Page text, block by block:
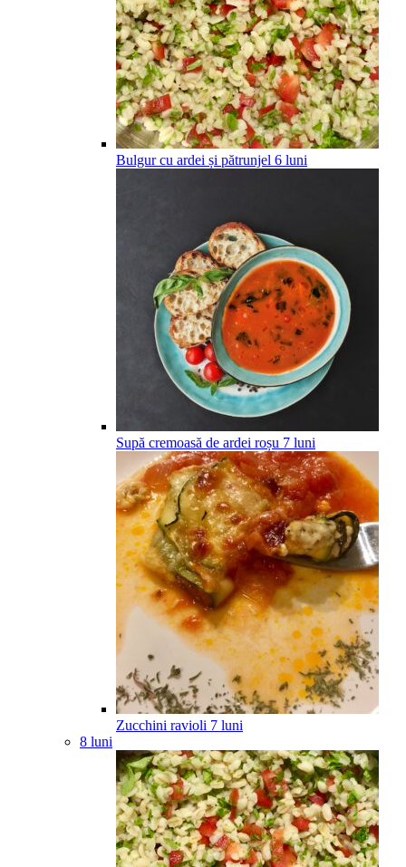
Bulgur cu ardei și pătrunjel 6 luni
Supă cremoasă de ardei roșu 7 luni
Zucchini ravioli 7 luni
8 luni